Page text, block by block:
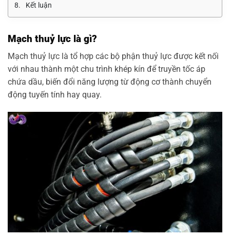
Kết luận
Mạch thuỷ lực là gì?
Mạch thuỷ lực là tổ hợp các bộ phận thuỷ lực được kết nối
với nhau thành một chu trình khép kín để truyền tốc áp
chứa dầu, biến đổi năng lượng từ động cơ thành chuyển
động tuyến tính hay quay.